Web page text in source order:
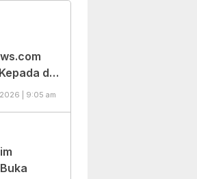
dr.
| 9:05 am